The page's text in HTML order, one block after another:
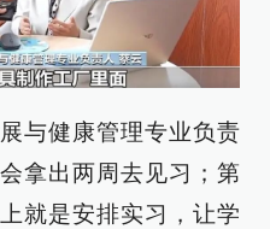
与健康管理专业负责
拿出两周去见习；第
就是安排实习，让学